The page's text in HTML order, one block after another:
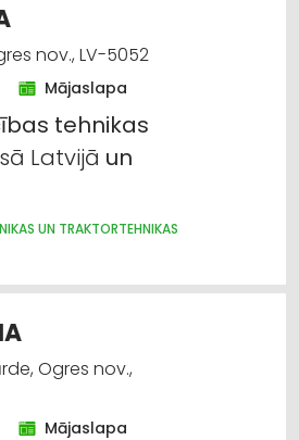
nov., LV-5052
Mājaslapa
tehnikas
Latvijā un
UN TRAKTORTEHNIKAS
Ogres nov.,
Mājaslapa